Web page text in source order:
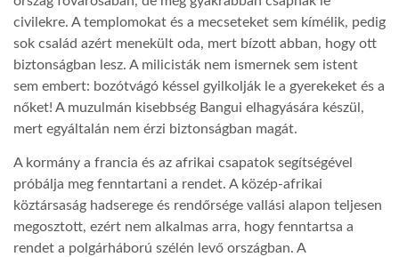
LATIMO.HU
GLOBOBOOK
civilekre. A templomokat és a mecseteket sem kímélik, pedig
sok család azért menekült oda, mert bízott abban, hogy ott
biztonságban lesz. A milicisták nem ismernek sem istent
sem embert: bozótvágó késsel gyilkolják le a gyerekeket és a
nőket! A muzulmán kisebbség Bangui elhagyására készül,
mert egyáltalán nem érzi biztonságban magát.
A kormány a francia és az afrikai csapatok segítségével
próbálja meg fenntartani a rendet. A közép-afrikai
köztársaság hadserege és rendőrsége vallási alapon teljesen
megosztott, ezért nem alkalmas arra, hogy fenntartsa a
rendet a polgárháború szélén levő országban. A